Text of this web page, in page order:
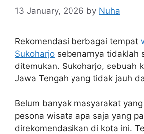
13 January, 2026 by Nuha
Rekomendasi berbagai tempat
Sukoharjo sebenarnya tidaklah
ditemukan. Sukoharjo, sebuah
Jawa Tengah yang tidak jauh
Belum banyak masyarakat
pesona wisata apa saja yang
direkomendasikan di kota ini.